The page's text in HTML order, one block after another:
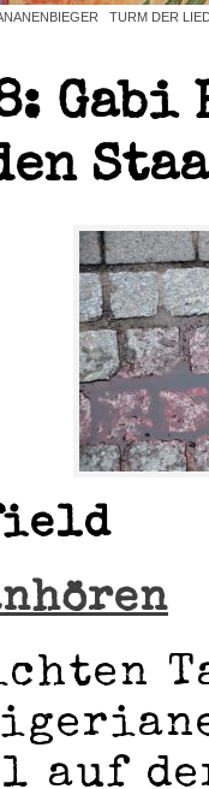
TURM DER
Gabi
auf